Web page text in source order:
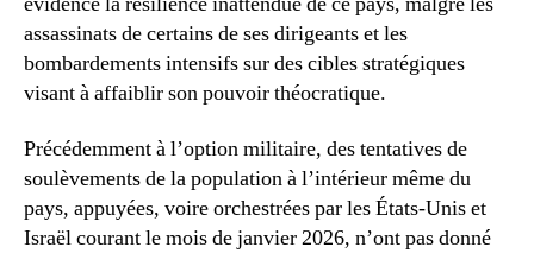
l’Iran
nous
révèle
assassinats de certains de ses dirigeants et les
bombardements intensifs sur des cibles stratégiques
visant à affaiblir son pouvoir théocratique.
Précédemment à l’option militaire, des tentatives de
soulèvements de la population à l’intérieur même du
pays, appuyées, voire orchestrées par les États-Unis et
Israël courant le mois de janvier 2026, n’ont pas donné